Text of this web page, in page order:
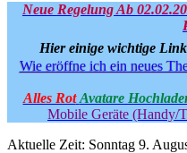
Neue Regelung Ab
Hier einige wichtige
Wie eröffne ich ein neues
Alles Rot Avatare
Mobile Geräte (Handy/
Aktuelle Zeit: Sonntag 9.